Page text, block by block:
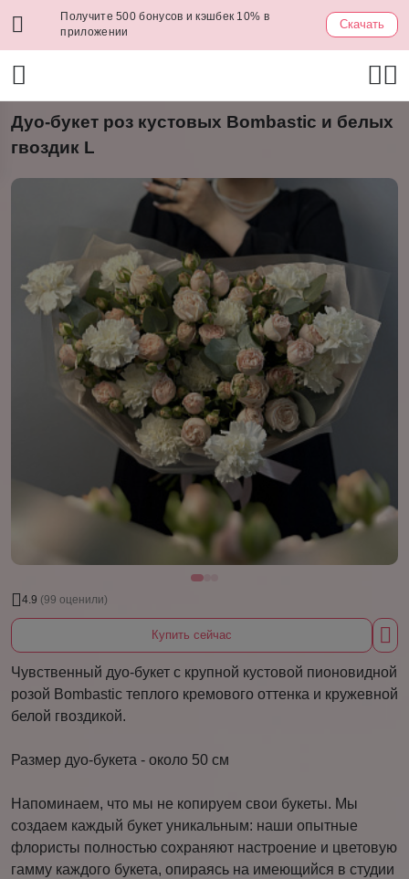
Получите 500 бонусов и кэшбек 10% в
приложении
Скачать
Дуо-букет роз кустовых Bombastic и белых
гвоздик L
4.9 (99 оценили)
Купить сейчас
Чувственный дуо-букет с крупной кустовой пионовидной
розой Bombastic теплого кремового оттенка и кружевной
белой гвоздикой.
Размер дуо-букета - около 50 см
Напоминаем, что мы не копируем свои букеты. Мы
создаем каждый букет уникальным: наши опытные
флористы полностью сохраняют настроение и цветовую
гамму каждого букета, опираясь на имеющийся в студии